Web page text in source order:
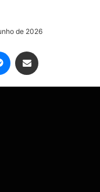
de 2026